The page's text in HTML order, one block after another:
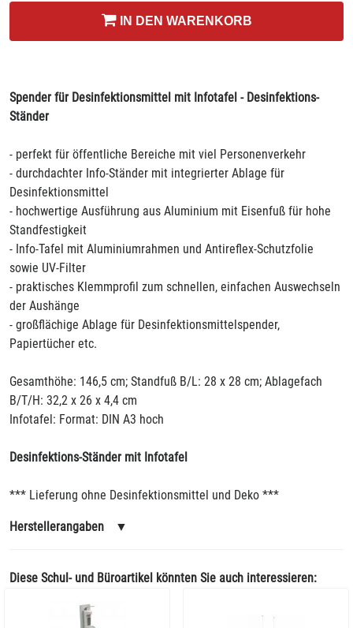
IN DEN WARENKORB
Spender für Desinfektionsmittel mit Infotafel - Desinfektions-
Ständer
- perfekt für öffentliche Bereiche mit viel Personenverkehr
- durchdachter Info-Ständer mit integrierter Ablage für
Desinfektionsmittel
- hochwertige Ausführung aus Aluminium mit Eisenfuß für hohe
Standfestigkeit
- Info-Tafel mit Aluminiumrahmen und Antireflex-Schutzfolie
sowie UV-Filter
- praktisches Klemmprofil zum schnellen, einfachen Auswechseln
der Aushänge
- großflächige Ablage für Desinfektionsmittelspender,
Papiertücher etc.
Gesamthöhe: 146,5 cm; Standfuß B/L: 28 x 28 cm; Ablagefach
B/T/H: 32,2 x 26 x 4,4 cm
Infotafel: Format: DIN A3 hoch
Desinfektions-Ständer mit Infotafel
*** Lieferung ohne Desinfektionsmittel und Deko ***
Herstellerangaben ▼
Diese Schul- und Büroartikel könnten Sie auch interessieren: